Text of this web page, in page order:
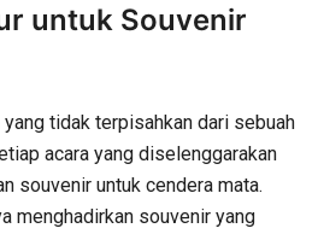
untuk Souvenir
tidak terpisahkan dari sebuah
acara yang diselenggarakan
souvenir untuk cendera mata.
menghadirkan souvenir yang